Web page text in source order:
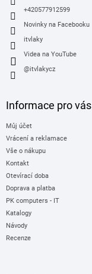
+420577912599
Novinky na Facebooku
itvlaky
Videa na YouTube
@itvlakycz
Informace pro vás
Můj účet
Vrácení a reklamace
Vše o nákupu
Kontakt
Otevírací doba
Doprava a platba
PK computers - IT
Katalogy
Návody
Recenze